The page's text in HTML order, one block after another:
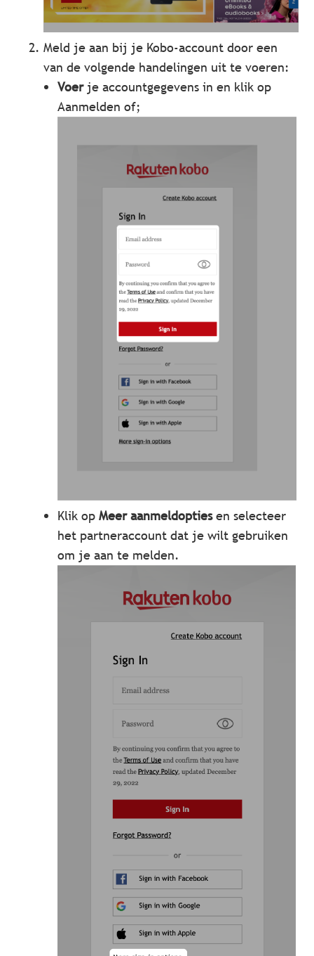
Meld je aan bij je Kobo-account door een
van de volgende handelingen uit te voeren:
Voerje accountgegevens in en klik op
Aanmelden of;
Klik opMeer aanmeldoptiesen selecteer
het partneraccount dat je wilt gebruiken
om je aan te melden.